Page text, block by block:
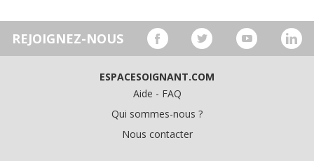
REJOIGNEZ-NOUS
ESPACESOIGNANT.COM
Aide - FAQ
Qui sommes-nous ?
Nous contacter